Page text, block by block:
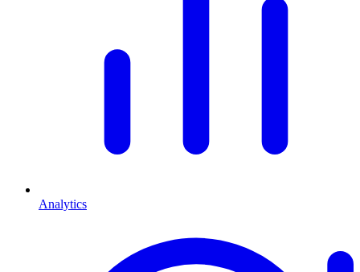
Analytics